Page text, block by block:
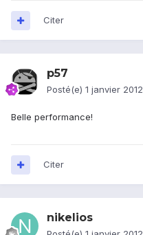
Citer
p57
Posté(e) 1 janvier 2012
Belle performance!
Citer
nikelios